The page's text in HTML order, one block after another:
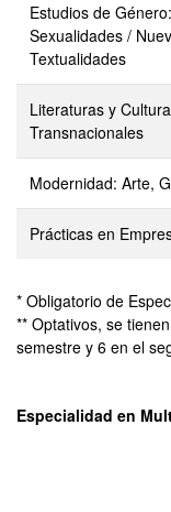
Estudios de
Sexualidades /
Textualidades
Literaturas y
Transnacionales
Modernidad: Arte,
Prácticas en
* Obligatorio de
** Optativos, se
semestre y 6 en el
Especialidad en